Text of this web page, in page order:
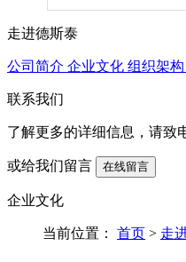
走进德斯泰
公司简介 企业文化 组织架构
联系我们
了解更多的详细信息，请致
或给我们留言 在线留言
企业文化
当前位置： 首页 > 走